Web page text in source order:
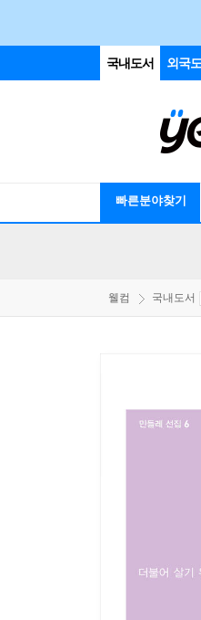
국내도서 외국
빠른분야찾기
웰컴 국내도서